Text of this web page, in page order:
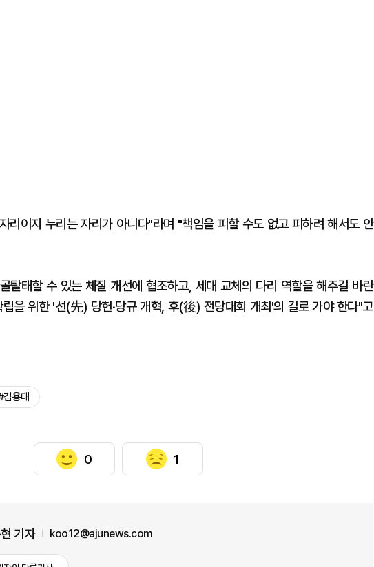
리이지 누리는 자리가 아니다"라며 "책임을 피할 수도 없고 피하려 해서도 안
탈태할 수 있는 체질 개선에 협조하고, 세대 교체의 다리 역할을 해주길 바란
을 위한 '선(先) 당헌·당규 개혁, 후(後) 전당대회 개최'의 길로 가야 한다"고
김용태
0 1
기자 koo12@ajunews.com